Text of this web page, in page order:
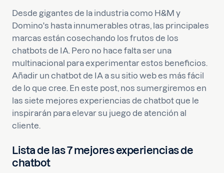
Desde gigantes de la industria como H&M y
Domino's hasta innumerables otras, las principales
marcas están cosechando los frutos de los
chatbots de IA. Pero no hace falta ser una
multinacional para experimentar estos beneficios.
Añadir un chatbot de IA a su sitio web es más fácil
de lo que cree. En este post, nos sumergiremos en
las siete mejores experiencias de chatbot que le
inspirarán para elevar su juego de atención al
cliente.
Lista de las 7 mejores experiencias de
chatbot